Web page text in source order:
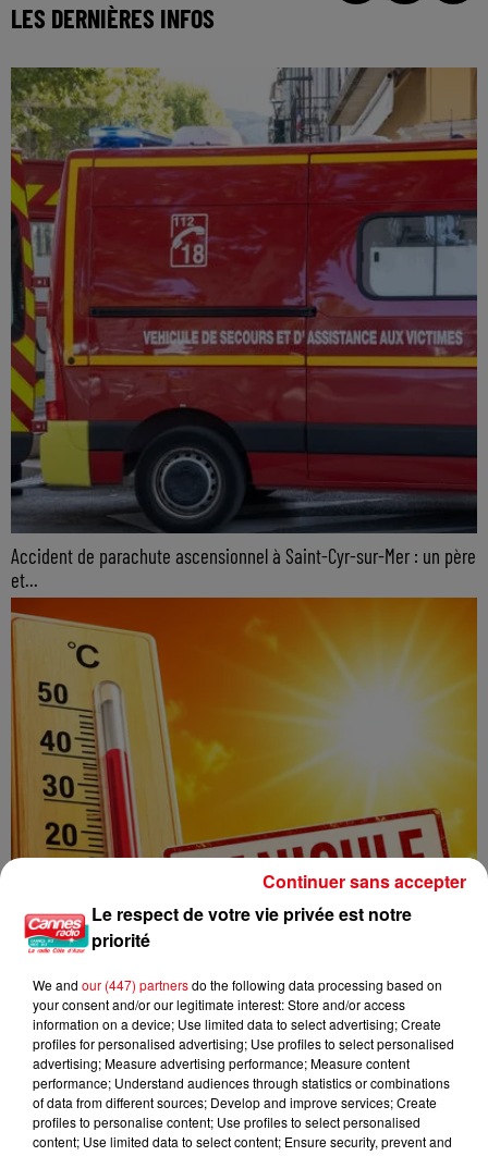
LES DERNIÈRES INFOS
Accident de parachute ascensionnel à Saint-Cyr-sur-Mer : un père
et...
Une nouvelle vague de chaleur attendue en France : jusqu’à 40
°C...
Le respect de votre vie privée est notre
priorité
We and our (447) partnersdo the following data processing based on
your consent and/or our legitimate interest: Store and/or access
information on a device; Use limited data to select advertising; Create
profiles for personalised advertising; Use profiles to select personalised
advertising; Measure advertising performance; Measure content
performance; Understand audiences through statistics or combinations
of data from different sources; Develop and improve services; Create
profiles to personalise content; Use profiles to select personalised
content; Use limited data to select content; Ensure security, prevent and
Continuer sans accepter